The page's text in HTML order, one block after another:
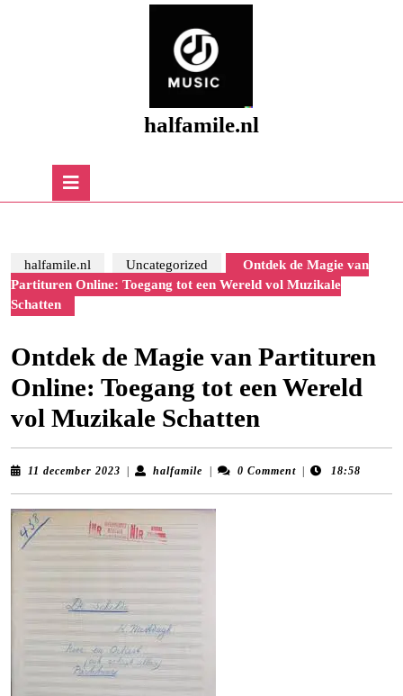
halfamile.nl
halfamile.nl Uncategorized
Ontdek de Magie van
Partituren Online: Toegang tot een Wereld vol Muzikale
Schatten
Ontdek de Magie van Partituren
Online: Toegang tot een Wereld
vol Muzikale Schatten
11 december 2023 11
halfamile halfamile0 Comment 18:58